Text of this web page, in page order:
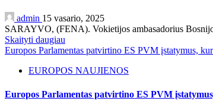
admin 15 vasario, 2025
SARAYVO, (FENA). Vokietijos ambasadorius
Skaityti daugiau
Europos Parlamentas patvirtino ES PVM įstatymus,
EUROPOS NAUJIENOS
Europos Parlamentas patvirtino ES PVM